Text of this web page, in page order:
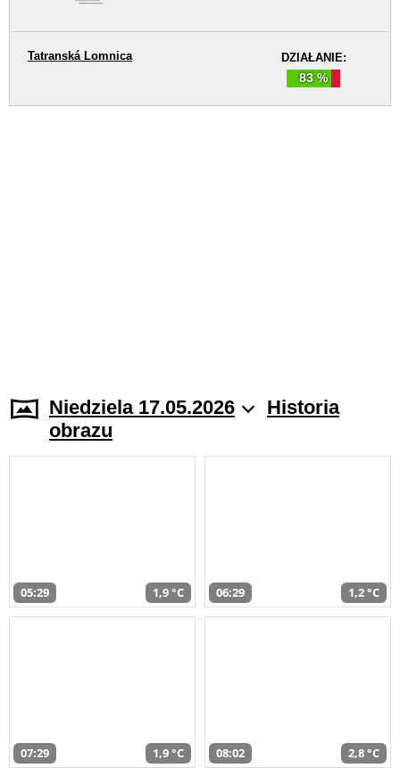
DZIAŁANIE:
83 %
Tatranská Lomnica
Niedziela 17.05.2026
Historia
obrazu
05:29 1,9 °C 06:29 1,2 °C
07:29 1,9 °C 08:02 2,8 °C